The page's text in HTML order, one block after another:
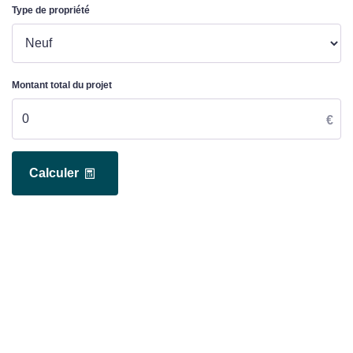
Type de propriété
Montant total du projet
€
Calculer